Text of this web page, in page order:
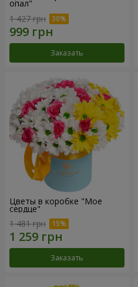
опал"
1 427 грн
Заказать
Цветы в коробке "Мое
сердце"
1 481 грн
Заказать